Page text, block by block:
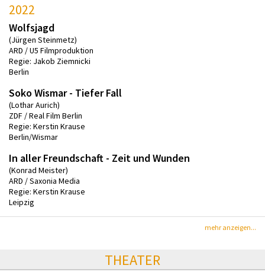
2022
Wolfsjagd
(Jürgen Steinmetz)
ARD / U5 Filmproduktion
Regie: Jakob Ziemnicki
Berlin
Soko Wismar - Tiefer Fall
(Lothar Aurich)
ZDF / Real Film Berlin
Regie: Kerstin Krause
Berlin/Wismar
In aller Freundschaft - Zeit und Wunden
(Konrad Meister)
ARD / Saxonia Media
Regie: Kerstin Krause
Leipzig
mehr anzeigen...
THEATER